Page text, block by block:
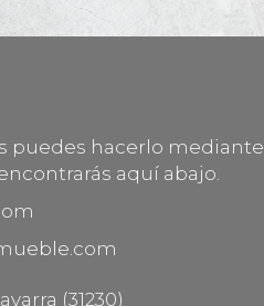
puedes hacerlo mediante
aquí abajo.
(31230)